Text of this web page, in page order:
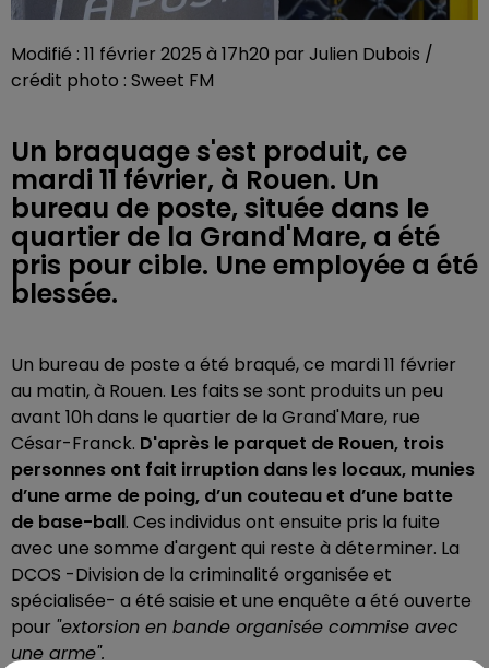
Modifié : 11 février 2025 à 17h20 par Julien Dubois /
crédit photo : Sweet FM
Un braquage s'est produit, ce
mardi 11 février, à Rouen. Un
bureau de poste, située dans le
quartier de la Grand'Mare, a été
pris pour cible. Une employée a été
blessée.
Un bureau de poste a été braqué, ce mardi 11 février
au matin, à Rouen. Les faits se sont produits un peu
avant 10h dans le quartier de la Grand'Mare, rue
César-Franck. D'après le parquet de Rouen, trois
personnes ont fait irruption dans les locaux, munies
d’une arme de poing, d’un couteau et d’une batte
de base-ball. Ces individus ont ensuite pris la fuite
avec une somme d'argent qui reste à déterminer. La
DCOS -Division de la criminalité organisée et
spécialisée- a été saisie et une enquête a été ouverte
pour "extorsion en bande organisée commise avec
une arme".